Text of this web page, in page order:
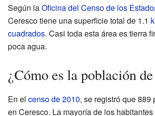
Según laOficina del Censo de los
Ceresco tiene una superficie total de 1.1
cuadrados. Casi toda esta área es tierra
poca agua.
¿Cómo es la población
En el censo de 2010, se registró que 889
en Ceresco. La mayoría de los